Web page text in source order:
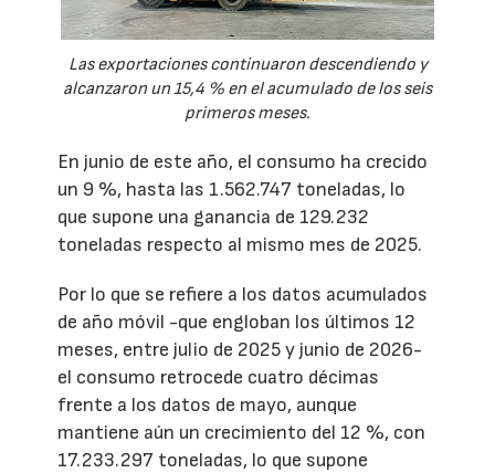
Las exportaciones continuaron descendiendo y
alcanzaron un 15,4 % en el acumulado de los seis
primeros meses.
En junio de este año, el consumo ha crecido
un 9 %, hasta las 1.562.747 toneladas, lo
que supone una ganancia de 129.232
toneladas respecto al mismo mes de 2025.
Por lo que se refiere a los datos acumulados
de año móvil -que engloban los últimos 12
meses, entre julio de 2025 y junio de 2026-
el consumo retrocede cuatro décimas
frente a los datos de mayo, aunque
mantiene aún un crecimiento del 12 %, con
17.233.297 toneladas, lo que supone